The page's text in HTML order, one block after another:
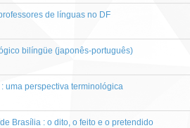
de línguas no DF
bilíngüe (japonês-português)
uma perspectiva terminológica
Brasília : o dito, o feito e o pretendido